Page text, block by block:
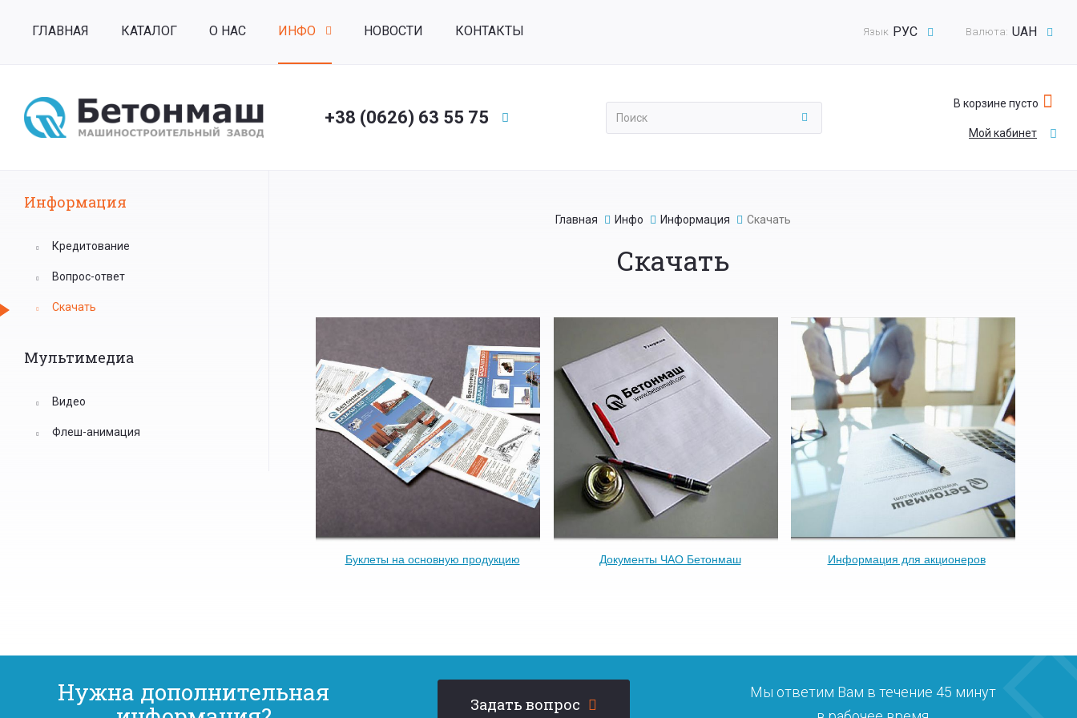
Валюта: UAH
Язык РУС
ГЛАВНАЯ КАТАЛОГ О НАС ИНФО НОВОСТИ КОНТАКТЫ
+38 (0626) 63 55 75
Применить
В корзине пусто
Мой кабинет
Информация
Кредитование
Вопрос-ответ
Скачать
Мультимедиа
Видео
Флеш-анимация
Главная Инфо Информация Скачать
Скачать
Буклеты на основную продукцию Документы ЧАО Бетонмаш Информация для акционеров
Нужна дополнительная
Задать вопрос
Мы ответим Вам в течение 45 минут